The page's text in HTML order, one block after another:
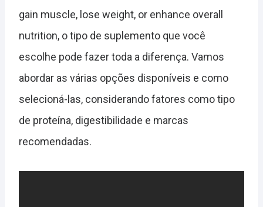
gain muscle, lose weight, or enhance overall
nutrition, o tipo de suplemento que você
escolhe pode fazer toda a diferença. Vamos
abordar as várias opções disponíveis e como
selecioná-las, considerando fatores como tipo
de proteína, digestibilidade e marcas
recomendadas.